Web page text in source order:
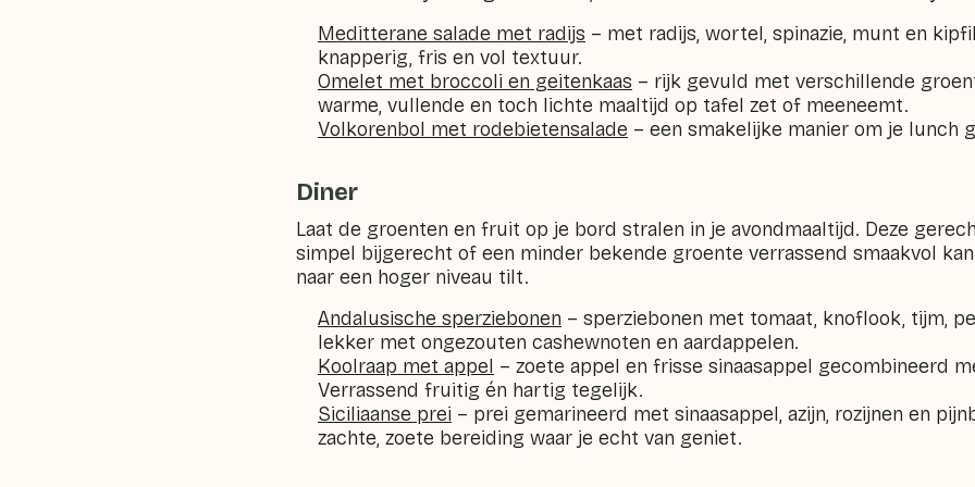
Meditterane salade met radijs – met radijs, wortel, spinazie, munt en
knapperig, fris en vol textuur.
Omelet met broccoli en geitenkaas – rijk gevuld met verschillende
warme, vullende en toch lichte maaltijd op tafel zet of meeneemt.
Volkorenbol met rodebietensalade – een smakelijke manier om je lunch
Diner
Laat de groenten en fruit op je bord stralen in je avondmaaltijd. Deze
simpel bijgerecht of een minder bekende groente verrassend smaakvol
naar een hoger niveau tilt.
Andalusische sperziebonen – sperziebonen met tomaat, knoflook, tijm,
lekker met ongezouten cashewnoten en aardappelen.
Koolraap met appel – zoete appel en frisse sinaasappel gecombineerd
Verrassend fruitig én hartig tegelijk.
Siciliaanse prei – prei gemarineerd met sinaasappel, azijn, rozijnen en
zachte, zoete bereiding waar je echt van geniet.